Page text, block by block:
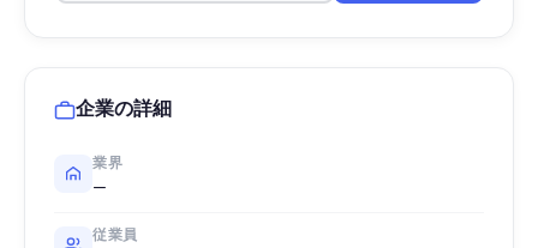
企業の詳細
業界
—
従業員